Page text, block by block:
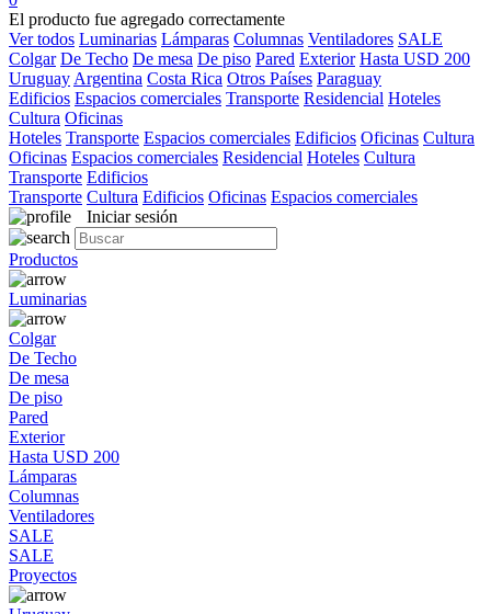
El producto fue agregado correctamente
Ver todos Luminarias Lámparas Columnas Ventiladores SALE
Colgar De Techo De mesa De piso Pared Exterior Hasta USD 200
Uruguay Argentina Costa Rica Otros Países Paraguay
Edificios Espacios comerciales Transporte Residencial Hoteles
Cultura Oficinas
Hoteles Transporte Espacios comerciales Edificios Oficinas Cultura
Oficinas Espacios comerciales Residencial Hoteles Cultura
Transporte Edificios
Transporte Cultura Edificios Oficinas Espacios comerciales
Iniciar sesión
Productos
Luminarias
Colgar
De Techo
De mesa
De piso
Pared
Exterior
Hasta USD 200
Lámparas
Columnas
Ventiladores
SALE
SALE
Proyectos